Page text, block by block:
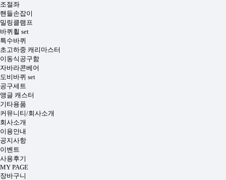
조절좌
핸들손잡이
밀링클램프
바퀴휠 set
특수바퀴
초고하중 캐리마스터
이동식공구함
자바라콘베어
도비바퀴 set
공구세트
앵글 캐스터
기타용품
커뮤니티/회사소개
회사소개
이용안내
공지사항
이벤트
사용후기
MY PAGE
장바구니